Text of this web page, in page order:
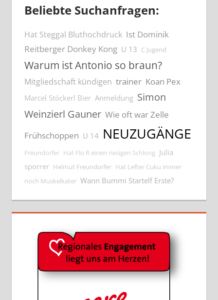
Beliebte Suchanfragen:
Hat Steggal Bluthochdruck Ist Dominik
Reitberger Donkey Kong U 13 C Jugend
Warum ist Antonio so braun?
Mitgliedschaft kündigen trainer Koan Pex
Marcel Stöckerl Bier Anmeldung Simon
Weinzierl Gauner Wie oft war Zelle
Frühschoppen U 14 NEUZUGÄNGE
Freundorfer Hat Flo R einen riesigen Schlong Julia
sporrer Helmut Freundorfer Hat Lefter Cuku immer
noch Muskelkater Wann Bummi Startelf Erste?